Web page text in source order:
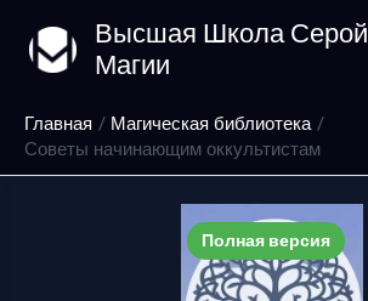
содержимому
Высшая Школа Серой
Магии
Главная
Магическая библиотека
Советы начинающим оккультистам
Полная версия